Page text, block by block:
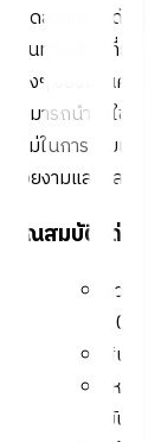
ลวดลายเหล็กดัด
เป็นทางเลือกที่ย
ต่างๆ ของบ้านคุ
สามารถนำมาใช้ใ
ใหม่ในการเติมเ
สวยงามและมีสไตล์
คุณสมบัติเด่น
ลวดล
10 ซ.
สินค้า
เหมา
บันได